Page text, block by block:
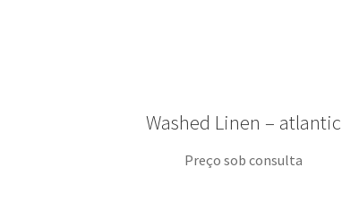
Washed Linen – atlantic
Preço sob consulta